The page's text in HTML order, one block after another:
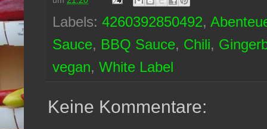
Labels: 4260392850492,
Sauce, BBQ Sauce, Chili,
vegan, White Label
Keine Kommentare: